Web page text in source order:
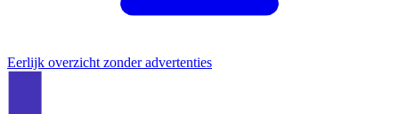
Eerlijk overzicht zonder advertenties